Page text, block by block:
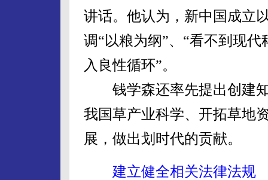
讲话。他认为，新中国成立
调“以粮为纲”、“看不到现
入良性循环”。
钱学森还率先提出创建知
我国草产业科学、开拓草地
展，做出划时代的贡献。
建立健全相关法律法规